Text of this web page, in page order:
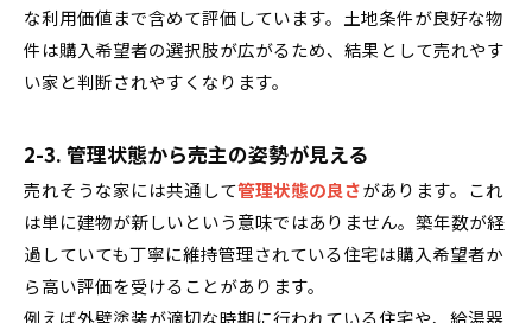
な利用価値まで含めて評価しています。土地条件が良好な物
件は購入希望者の選択肢が広がるため、結果として売れやす
い家と判断されやすくなります。
2-3. 管理状態から売主の姿勢が見える
売れそうな家には共通して管理状態の良さがあります。これ
は単に建物が新しいという意味ではありません。築年数が経
過していても丁寧に維持管理されている住宅は購入希望者か
ら高い評価を受けることがあります。